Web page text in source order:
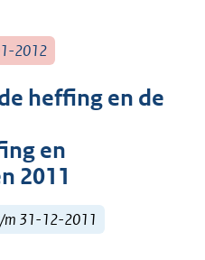
2012
heffing en de
en
2011
m 31-12-2011